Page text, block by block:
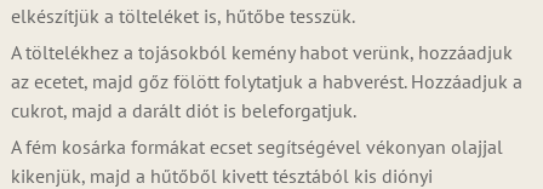
elkészítjük a tölteléket is, hűtőbe tesszük.
A töltelékhez a tojásokból kemény habot verünk, hozzáadjuk
az ecetet, majd gőz fölött folytatjuk a habverést. Hozzáadjuk a
cukrot, majd a darált diót is beleforgatjuk.
A fém kosárka formákat ecset segítségével vékonyan olajjal
kikenjük, majd a hűtőből kivett tésztából kis diónyi